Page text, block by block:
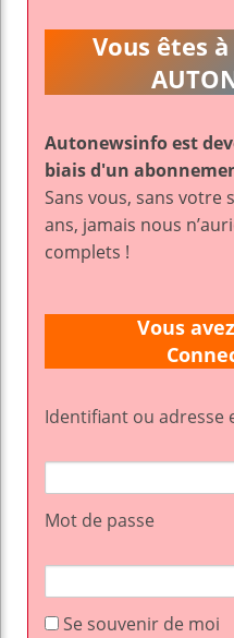
Vous êtes
Autonewsinfo est
biais d'un
Sans vous, sans
ans, jamais nous
complets !
Vous
Identifiant ou adresse
Mot de passe
Se souvenir de moi